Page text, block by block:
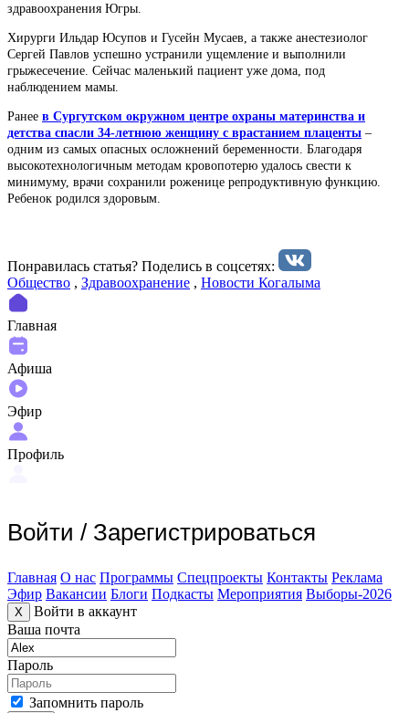
здравоохранения Югры.
Хирурги Ильдар Юсупов и Гусейн Мусаев, а также анестезиолог
Сергей Павлов успешно устранили ущемление и выполнили
грыжесечение. Сейчас маленький пациент уже дома, под
наблюдением мамы.
Ранее в Сургутском окружном центре охраны материнства и
детства спасли 34-летнюю женщину с врастанием плаценты –
одним из самых опасных осложнений беременности. Благодаря
высокотехнологичным методам кровопотерю удалось свести к
минимуму, врачи сохранили роженице репродуктивную функцию.
Ребенок родился здоровым.
Понравилась статья? Поделиcь в соцсетях:
Общество , Здравоохранение , Новости Когалыма
Главная
Афиша
Эфир
Профиль
Войти / Зарегистрироваться
Главная О нас Программы Спецпроекты Контакты Реклама
Эфир Вакансии Блоги Подкасты Мероприятия Выборы-2026
X
Войти в аккаунт
Ваша почта
Пароль
Запомнить пароль